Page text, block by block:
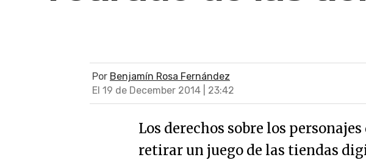
Por Benjamín Rosa Fernández
El 19 de December 2014 | 23:42
Los derechos sobre los
retirar un juego de las tiendas